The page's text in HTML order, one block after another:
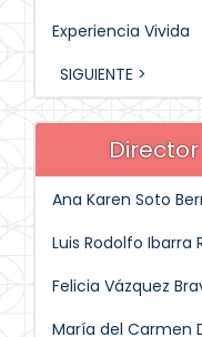
Experiencia Vivida
SIGUIENTE >
Ana Karen Soto
Luis Rodolfo Ibarra
Felicia Vázquez
María del Carmen